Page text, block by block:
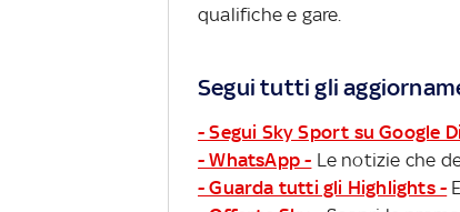
qualifiche e gare.
Segui tutti gli
- Segui Sky Sport su Google
- WhatsApp - Le notizie che
- Guarda tutti gli Highlights -